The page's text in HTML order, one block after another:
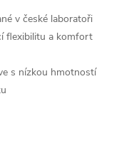
v české laboratoři
flexibilitu a komfort
s nízkou hmotností